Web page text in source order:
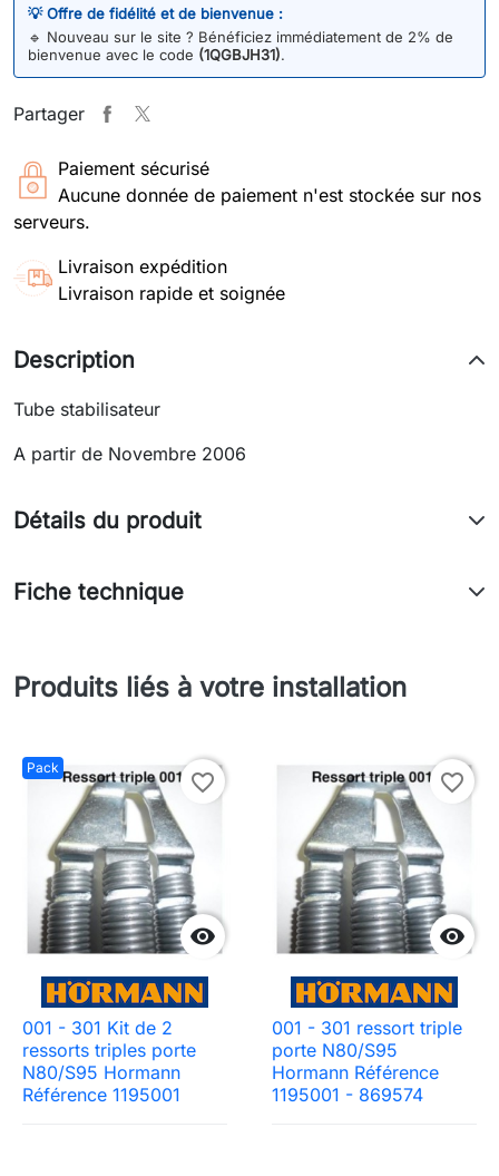
💡 Offre de fidélité et de bienvenue :
🔹 Nouveau sur le site ? Bénéficiez immédiatement de 2% de
bienvenue avec le code (1QGBJH31).
Partager
Paiement sécurisé
Aucune donnée de paiement n'est stockée sur nos
serveurs.
Livraison expédition
Livraison rapide et soignée
Description
Tube stabilisateur
A partir de Novembre 2006
Détails du produit
Fiche technique
Produits liés à votre installation
Pack

favorite_border
001 - 301 Kit de 2
ressorts triples porte
N80/S95 Hormann
Référence 1195001

favorite_border
001 - 301 ressort triple
porte N80/S95
Hormann Référence
1195001 - 869574